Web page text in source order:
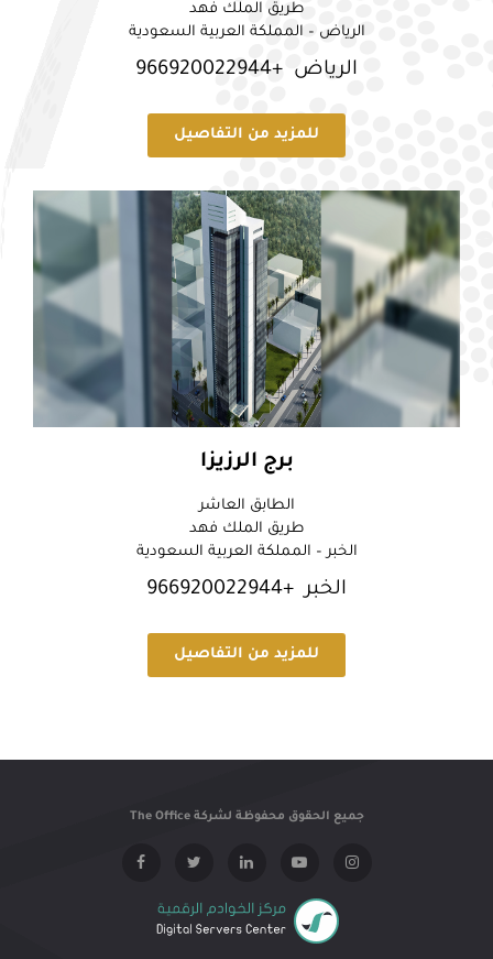
طريق الملك فهد
الرياض – المملكة العربية السعودية
الرياض +966920022944
للمزيد من التفاصيل
برج الرزيزا
الطابق العاشر
طريق الملك فهد
الخبر – المملكة العربية السعودية
الخبر +966920022944
للمزيد من التفاصيل
جميع الحقوق محفوظة لشركة The Office